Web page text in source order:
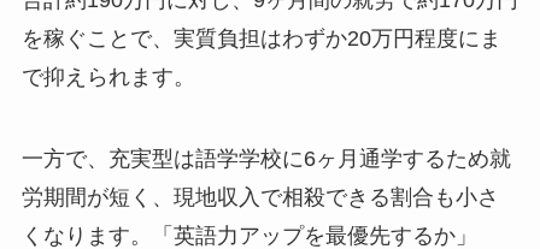
を稼ぐことで、実質負担はわずか20万円程度にま
で抑えられます。
一方で、充実型は語学学校に6ヶ月通学するため就
労期間が短く、現地収入で相殺できる割合も小さ
くなります。「英語力アップを最優先するか」